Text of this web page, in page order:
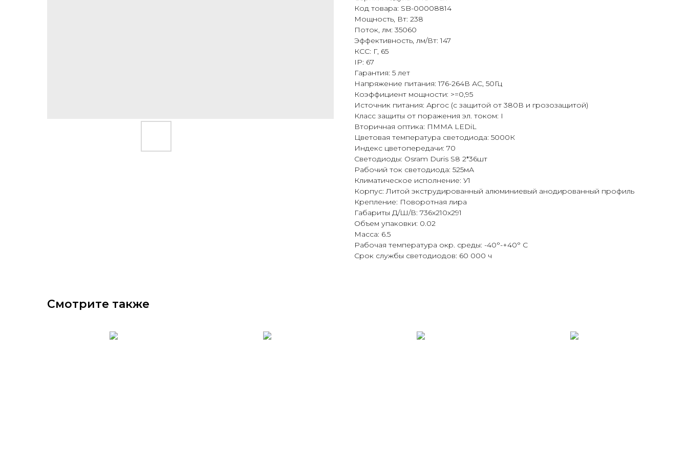
Код товара: SB-00008814
Мощность, Вт: 238
Поток, лм: 35060
Эффективность, лм/Вт: 147
КСС: Г, 65
IP: 67
Гарантия: 5 лет
Напряжение питания: 176-264В АС, 50Гц
Коэффициент мощности: >=0,95
Источник питания: Аргос (с защитой от 380В и грозозащитой)
Класс защиты от поражения эл. током: I
Вторичная оптика: ПММА LEDiL
Цветовая температура светодиода: 5000К
Индекс цветопередачи: 70
Светодиоды: Osram Duris S8 2*36шт
Рабочий ток светодиода: 525мА
Климатическое исполнение: У1
Корпус: Литой экструдированный алюминиевый анодированный профиль
Крепление: Поворотная лира
Габариты Д/Ш/В: 736x210x291
Объем упаковки: 0.02
Масса: 6.5
Рабочая температура окр. среды: -40°-+40° С
Срок службы светодиодов: 60 000 ч
Смотрите также